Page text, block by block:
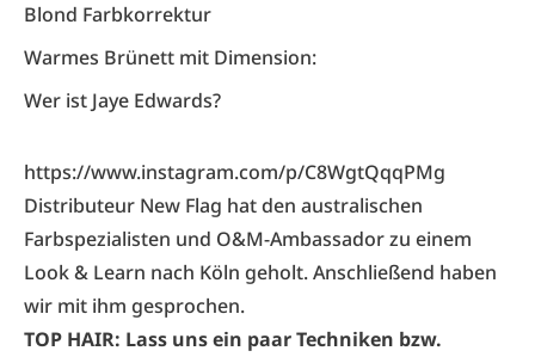
Blond Farbkorrektur
Warmes Brünett mit Dimension:
Wer ist Jaye Edwards?
https://www.instagram.com/p/C8WgtQqqPMg
Distributeur New Flag hat den australischen
Farbspezialisten und O&M-Ambassador zu einem
Look & Learn nach Köln geholt. Anschließend haben
wir mit ihm gesprochen.
TOP HAIR: Lass uns ein paar Techniken bzw.